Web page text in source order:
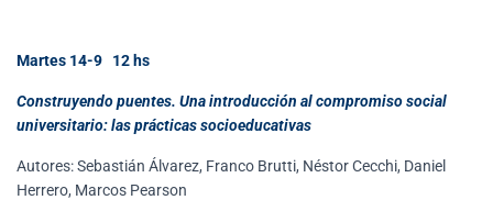
Martes 14-9 12 hs
Construyendo puentes. Una introducción al compromiso social
universitario: las prácticas socioeducativas
Autores: Sebastián Álvarez, Franco Brutti, Néstor Cecchi, Daniel
Herrero, Marcos Pearson